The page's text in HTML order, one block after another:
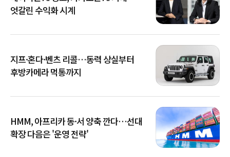
엇갈린 수익화 시계
지프·혼다·벤츠 리콜…동력 상실부터
후방카메라 먹통까지
HMM, 아프리카 동·서 양축 깐다…선대
확장 다음은 '운영 전략'